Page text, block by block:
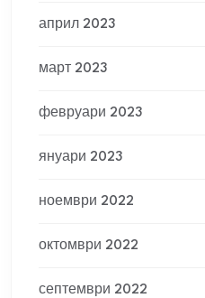
април 2023
март 2023
февруари 2023
януари 2023
ноември 2022
октомври 2022
септември 2022